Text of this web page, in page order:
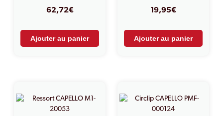
62,72€
Ajouter au panier
19,95€
Ajouter au panier